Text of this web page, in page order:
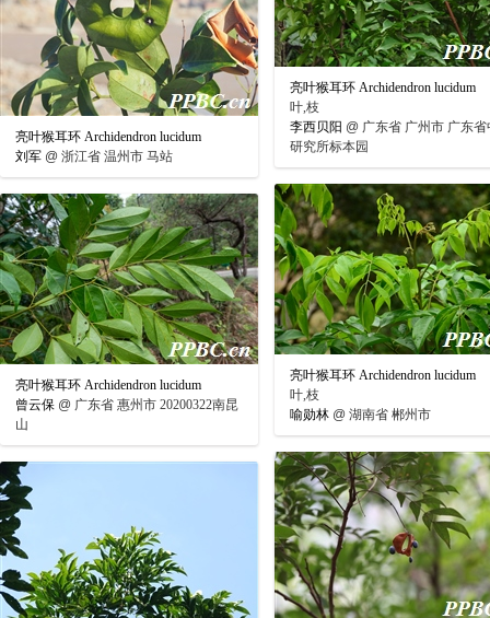
亮叶猴耳环 Archidendron lucidum
刘军 @ 浙江省 温州市 马站
亮叶猴耳环 Archidendron lucidum
叶,枝
李西贝阳 @ 广东省 广州市 广东省
研究所标本园
亮叶猴耳环 Archidendron lucidum
叶,枝
喻勋林 @ 湖南省 郴州市
亮叶猴耳环 Archidendron lucidum
曾云保 @ 广东省 惠州市 20200322南昆
山